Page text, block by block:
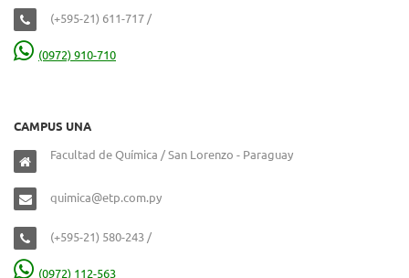
(+595-21) 611-717 /
(0972) 910-710
CAMPUS UNA
Facultad de Química / San Lorenzo - Paraguay
quimica@etp.com.py
(+595-21) 580-243 /
(0972) 112-563